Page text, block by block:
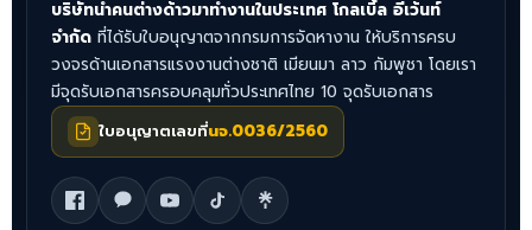
บริษัทนำคนต่างด้าวมาทำงานในประเทศ โกลเบิ้ล อีเว้นท์
จำกัด ที่ได้รับใบอนุญาตจากกรมการจัดหางาน ให้บริการครบ
วงจรด้านเอกสารแรงงานต่างชาติ เมียนมา ลาว กัมพูชา โดยเรา
มีจุดรับเอกสารครอบคลุมทั่วประเทศไทย 10 จุดรับเอกสาร
ใบอนุญาตเลขที่นจ.0036/2560